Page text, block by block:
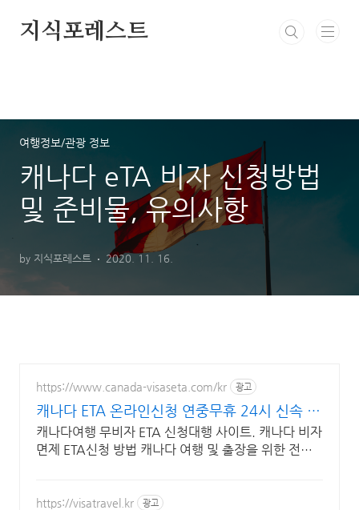
지식포레스트
여행정보/관광 정보
캐나다 eTA 비자 신청방법
및 준비물, 유의사항
by 지식포레스트 2020. 11. 16.
https://www.canada-visaseta.com/kr 광고
캐나다 ETA 온라인신청 연중무휴 24시 신속 지
원
캐나다여행 무비자 ETA 신청대행 사이트. 캐나다 비자
면제 ETA신청 방법 캐나다 여행 및 출장을 위한 전자
https://visatravel.kr 광고